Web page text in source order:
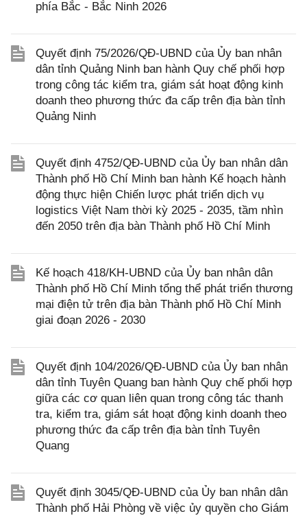
phía Bắc - Bắc Ninh 2026
Quyết định 75/2026/QĐ-UBND của Ủy ban nhân
dân tỉnh Quảng Ninh ban hành Quy chế phối hợp
trong công tác kiểm tra, giám sát hoạt động kinh
doanh theo phương thức đa cấp trên địa bàn tỉnh
Quảng Ninh
Quyết định 4752/QĐ-UBND của Ủy ban nhân dân
Thành phố Hồ Chí Minh ban hành Kế hoạch hành
động thực hiện Chiến lược phát triển dịch vụ
logistics Việt Nam thời kỳ 2025 - 2035, tầm nhìn
đến 2050 trên địa bàn Thành phố Hồ Chí Minh
Kế hoạch 418/KH-UBND của Ủy ban nhân dân
Thành phố Hồ Chí Minh tổng thể phát triển thương
mại điện tử trên địa bàn Thành phố Hồ Chí Minh
giai đoạn 2026 - 2030
Quyết định 104/2026/QĐ-UBND của Ủy ban nhân
dân tỉnh Tuyên Quang ban hành Quy chế phối hợp
giữa các cơ quan liên quan trong công tác thanh
tra, kiểm tra, giám sát hoạt động kinh doanh theo
phương thức đa cấp trên địa bàn tỉnh Tuyên
Quang
Quyết định 3045/QĐ-UBND của Ủy ban nhân dân
Thành phố Hải Phòng về việc ủy quyền cho Giám